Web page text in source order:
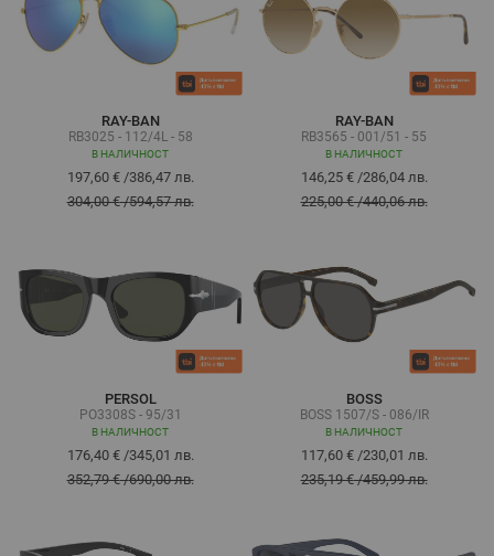
RAY-BAN
RB3025 - 112/4L - 58
В НАЛИЧНОСТ
197,60 €/386,47 лв.
304,00 €/594,57 лв.
RAY-BAN
RB3565 - 001/51 - 55
В НАЛИЧНОСТ
146,25 €/286,04 лв.
225,00 €/440,06 лв.
PERSOL
PO3308S - 95/31
В НАЛИЧНОСТ
176,40 €/345,01 лв.
352,79 €/690,00 лв.
BOSS
BOSS 1507/S - 086/IR
В НАЛИЧНОСТ
117,60 €/230,01 лв.
235,19 €/459,99 лв.